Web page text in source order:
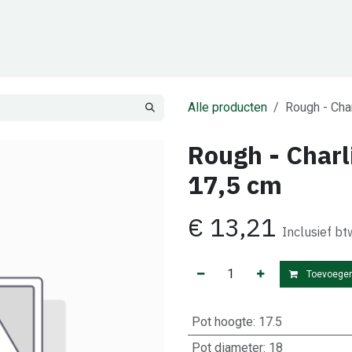
Alle producten Rough -
Rough -
17,5 cm
€ 13,21 Inclusief
Pot hoogte: 17.5
Pot diameter: 18